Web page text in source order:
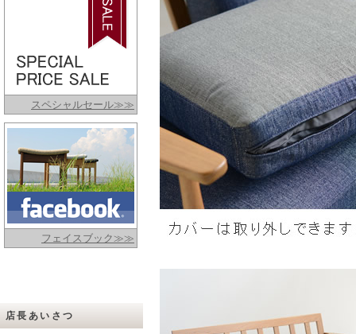
スペシャルセール≫≫
フェイスブック≫≫
店長あいさつ